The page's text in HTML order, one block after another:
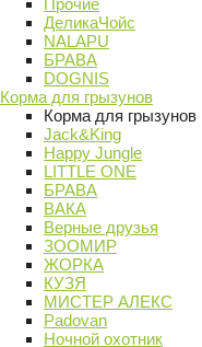
Прочие
ДеликаЧойс
NALAPU
БРАВА
DOGNIS
Корма для грызунов
Корма для грызунов
Jack&King
Happy Jungle
LITTLE ONE
БРАВА
ВАКА
Верные друзья
ЗООМИР
ЖОРКА
КУЗЯ
МИСТЕР АЛЕКС
Padovan
Ночной охотник